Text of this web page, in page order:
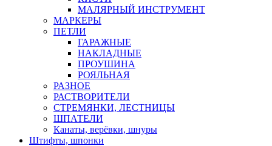
МАЛЯРНЫЙ ИНСТРУМЕНТ
МАРКЕРЫ
ПЕТЛИ
ГАРАЖНЫЕ
НАКЛАДНЫЕ
ПРОУШИНА
РОЯЛЬНАЯ
РАЗНОЕ
РАСТВОРИТЕЛИ
СТРЕМЯНКИ, ЛЕСТНИЦЫ
ШПАТЕЛИ
Канаты, верёвки, шнуры
Штифты, шпонки